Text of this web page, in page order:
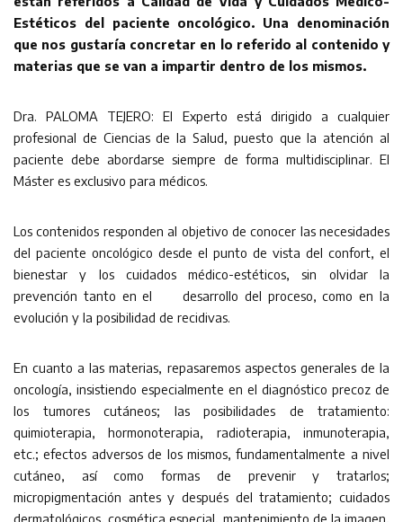
Estéticos del paciente oncológico. Una denominación
que nos gustaría concretar en lo referido al contenido y
materias que se van a impartir dentro de los mismos.
Dra. PALOMA TEJERO: El Experto está dirigido a cualquier
profesional de Ciencias de la Salud, puesto que la atención al
paciente debe abordarse siempre de forma multidisciplinar. El
Máster es exclusivo para médicos.
Los contenidos responden al objetivo de conocer las necesidades
del paciente oncológico desde el punto de vista del confort, el
bienestar y los cuidados médico-estéticos, sin olvidar la
prevención tanto en el desarrollo del proceso, como en la
evolución y la posibilidad de recidivas.
En cuanto a las materias, repasaremos aspectos generales de la
oncología, insistiendo especialmente en el diagnóstico precoz de
los tumores cutáneos; las posibilidades de tratamiento:
quimioterapia, hormonoterapia, radioterapia, inmunoterapia,
etc.; efectos adversos de los mismos, fundamentalmente a nivel
cutáneo, así como formas de prevenir y tratarlos;
micropigmentación antes y después del tratamiento; cuidados
dermatológicos, cosmética especial, mantenimiento de la imagen,